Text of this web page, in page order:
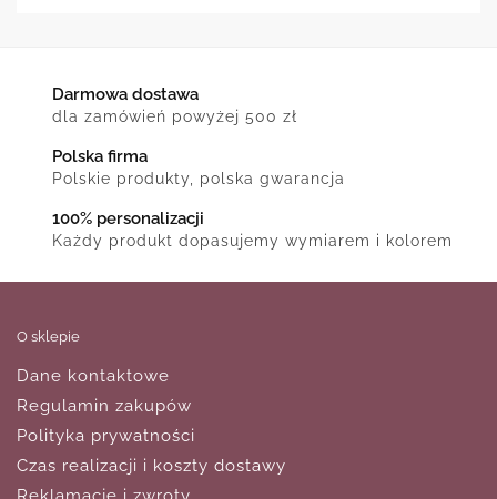
Darmowa dostawa
dla zamówień powyżej 500 zł
Polska firma
Polskie produkty, polska gwarancja
100% personalizacji
Każdy produkt dopasujemy wymiarem i kolorem
O sklepie
Dane kontaktowe
Regulamin zakupów
Polityka prywatności
Czas realizacji i koszty dostawy